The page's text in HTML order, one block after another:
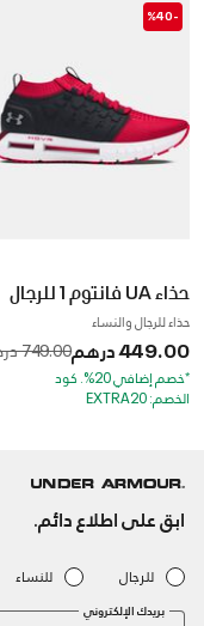
-%40
حذاء UA فانتوم 1 للرجال
حذاء للرجال والنساء
449.00 درهم from
749.00 درهم
*خصم إضافي 20%. كود
الخصم: EXTRA20
ابق على اطلاع دائم.
للرجال للنساء
بريدك الإلكتروني